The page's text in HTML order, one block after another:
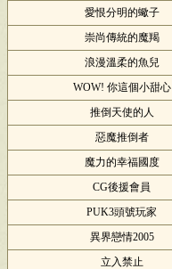
愛恨分明的蠍子
崇尚傳統的魔羯
浪漫溫柔的魚兒
WOW! 你這個小甜心
推倒天使的人
惡魔推倒者
魔力的幸福國度
CG後援會員
PUK3頭號玩家
異界戀情2005
立入禁止